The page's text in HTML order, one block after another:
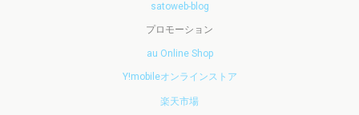
satoweb-blog
プロモーション
au Online Shop
Y!mobileオンラインストア
楽天市場